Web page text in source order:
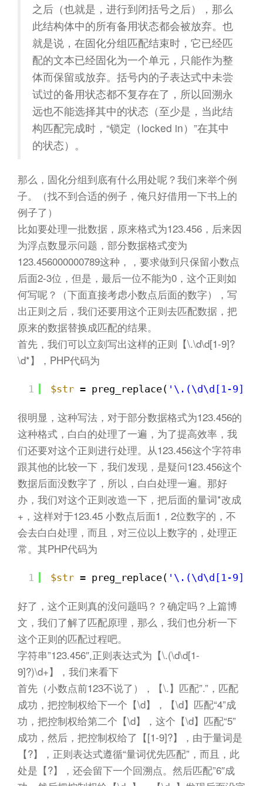
之后（也就是，进行到闭括号之后），那么
此结构体中的所有备用状态都会被放弃。也
就是说，在固化分组匹配结束时，它已经匹
配的文本已经固化为一个单元，只能作为整
体而保留或放弃。括号内的子表达式中未尝
试过的备用状态都不复存在了，所以回溯永
远也不能选择其中的状态（至少是，当此结
构匹配完成时，“锁定（locked in）”在其中
的状态）。
那么，固化分组到底有什么用处呢？我们来举个例
子。（找不到合适的例子，俺只好借用一下书上的
例子了）
比如要处理一批数据，原来格式为123.456，后来因
为浮点数显示问题，部分数据格式变为
123.456000000789这种，，要求做到只保留小数点
后面2-3位，但是，最后一位不能为0，这个正则如
何写呢？（下面直接考虑小数点后面的数字），写
出正则之后，我们还要用这个正则去匹配数据，把
原来的数据替换成匹配的结果。
首先，我们可以立刻写出这样的正则【\.\d\d[1-9]?
\d*】，PHP代码为
1 $str = preg_replace( '\.(\d\d[1-
很明显，这种写法，对于部分数据格式为123.456的
这种格式，白白的处理了一遍，为了提高效率，我
们还要对这个正则进行处理。从123.456这个字符串
跟其他的比较一下，我们发现，是疑问123.456这个
数据后面没数字了，所以，白白处理一遍。那好
办，我们对这个正则改造一下，把后面的量词*改成
+，这样对于123.45 小数点后面1，2位数字的，不
会去白白处理，而且，对三位以上数字的，处理正
常。其PHP代码为
1 $str = preg_replace( '\.(\d\d[1-
好了，这个正则真的没问题吗？？确定吗？上篇博
文，我们了解了匹配原理，那么，我们也分析一下
这个正则的匹配过程吧。
字符串”123.456″,正则表达式为【\.(\d\d[1-
9]?)\d+】，我们来看下
首先（小数点前123不说了），【\.】匹配”.”，匹配
成功，把控制权给下一个【\d】，【\d】匹配“4”成
功，把控制权给第二个【\d】，这个【\d】匹配“5”
成功，然后，把控制权给了【[1-9]?】，由于量词是
【?】，正则表达式遵循“量词优先匹配”，而且，此
处是【?】，还会留下一个回溯点。然后匹配”6″成